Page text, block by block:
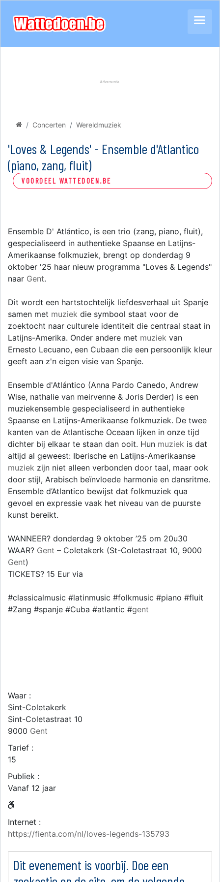
Concerten Wereldmuziek
'Loves & Legends' - Ensemble d'Atlantico
(piano, zang, fluit)
VOORDEEL WATTEDOEN.BE
Ensemble D' Atlántico, is een trio (zang, piano, fluit),
gespecialiseerd in authentieke Spaanse en Latijns-
Amerikaanse folkmuziek, brengt op donderdag 9
oktober '25 haar nieuw programma "Loves & Legends"
naar Gent.
Dit wordt een hartstochtelijk liefdesverhaal uit Spanje
samen met muziek die symbool staat voor de
zoektocht naar culturele identiteit die centraal staat in
Latijns-Amerika. Onder andere met muziek van
Ernesto Lecuano, een Cubaan die een persoonlijk kleur
geeft aan z'n eigen visie van Spanje.
Ensemble d'Atlántico (Anna Pardo Canedo, Andrew
Wise, nathalie van meirvenne & Joris Derder) is een
muziekensemble gespecialiseerd in authentieke
Spaanse en Latijns-Amerikaanse folkmuziek. De twee
kanten van de Atlantische Oceaan lijken in onze tijd
dichter bij elkaar te staan dan ooit. Hun muziek is dat
altijd al geweest: Iberische en Latijns-Amerikaanse
muziek zijn niet alleen verbonden door taal, maar ook
door stijl, Arabisch beïnvloede harmonie en dansritme.
Ensemble d’Atlantico bewijst dat folkmuziek qua
gevoel en expressie vaak het niveau van de puurste
kunst bereikt.
WANNEER? donderdag 9 oktober ’25 om 20u30
WAAR? Gent – Coletakerk (St-Coletastraat 10, 9000
Gent)
TICKETS? 15 Eur via
#classicalmusic #latinmusic #folkmusic #piano #fluit
#Zang #spanje #Cuba #atlantic #gent
Waar :
Sint-Coletakerk
Sint-Coletastraat 10
9000 Gent
Tarief :
15
Publiek :
Vanaf 12 jaar
Internet :
https://fienta.com/nl/loves-legends-135793
Dit evenement is voorbij. Doe een